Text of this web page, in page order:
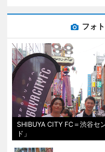
フォ
SHIBUYA CITY FC＝渋谷セ
ド」